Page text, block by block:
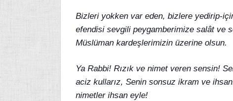
Bizleri yokken var eden, bizlere yedirip-
efendisi sevgili peygamberimize salât ve
Müslüman kardeşlerimizin üzerine olsun.
Ya Rabbi! Rızık ve nimet veren sensin!
aciz kullarız, Senin sonsuz ikram ve
nimetler ihsan eyle!